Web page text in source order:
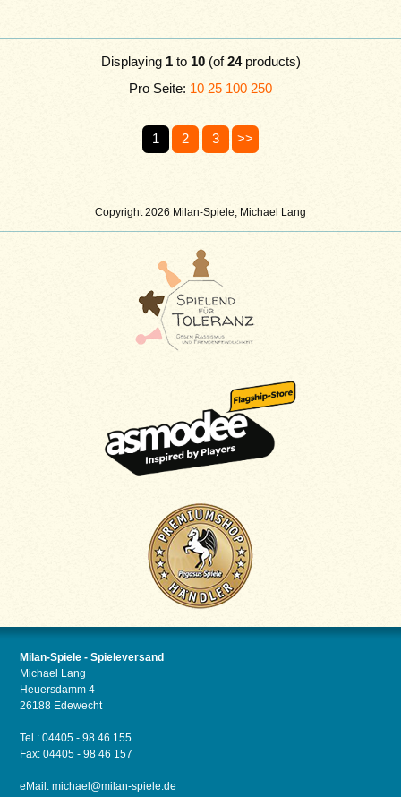
Copyright 2026 Milan-Spiele, Michael Lang
Displaying 1to 10(of24products)
Pro Seite: 10 25 100 250
1 2 3 >>
Milan-Spiele - Spieleversand
Michael Lang
Heuersdamm 4
26188 Edewecht
Tel.: 04405 - 98 46 155
Fax: 04405 - 98 46 157
eMail:michael@milan-spiele.de